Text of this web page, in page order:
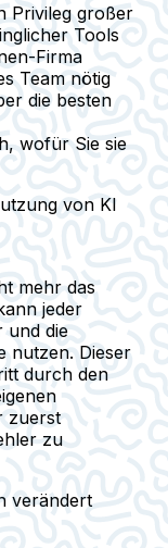
Privileg großer
Tools
Firma
Team nötig
die besten
wofür Sie sie
von KI
mehr das
jeder
und die
nutzen. Dieser
durch den
zuerst
zu
verändert